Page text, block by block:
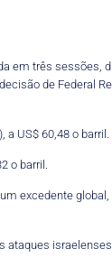
em três
de Federal
US$ 60,48 o barril.
o barril.
excedente
ataques israelenses.